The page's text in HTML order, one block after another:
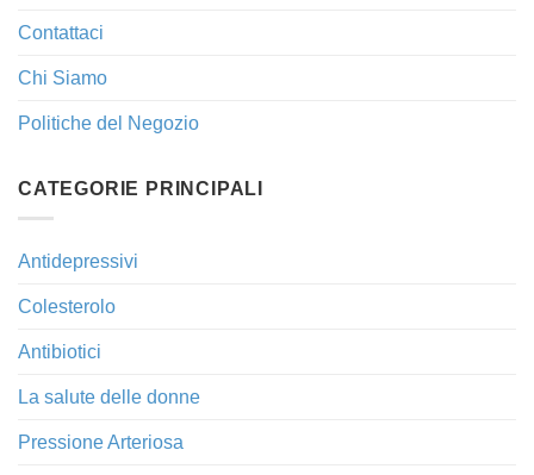
Contattaci
Chi Siamo
Politiche del Negozio
CATEGORIE PRINCIPALI
Antidepressivi
Colesterolo
Antibiotici
La salute delle donne
Pressione Arteriosa